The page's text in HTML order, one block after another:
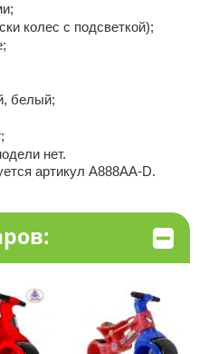
колес с подсветкой);
белый;
нет.
артикул A888AA-D.